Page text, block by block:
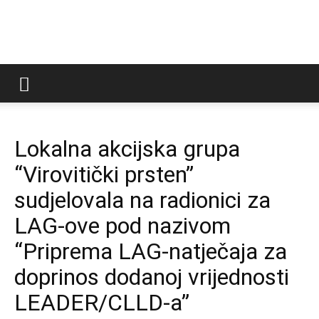
LAG
prsten
Lokalna akcijska grupa
“Virovitički prsten”
sudjelovala na radionici za
LAG-ove pod nazivom
“Priprema LAG-natječaja za
doprinos dodanoj vrijednosti
LEADER/CLLD-a”